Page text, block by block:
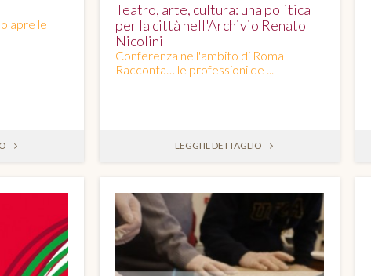
apre le
Teatro, arte, cultura: una politica
per la città nell'Archivio Renato
Nicolini
Conferenza nell'ambito di Roma
Racconta… le professioni de ...
LEGGI IL DETTAGLIO